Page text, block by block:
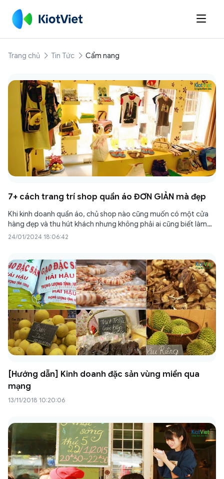

Trang chủ Tin Tức Cẩm nang
7+ cách trang trí shop quần áo ĐƠN GIẢN mà đẹp
Khi kinh doanh quần áo, chủ shop nào cũng muốn có một cửa
hàng đẹp và thu hút khách nhưng không phải ai cũng biết làm
thế nào để có được điều đó. Dưới đây là gợi ý về 7+ cách trang
24/01/2024 18:06:42
[Hướng dẫn] Kinh doanh đặc sản vùng miền qua
mạng
13/11/2018 10:20:06